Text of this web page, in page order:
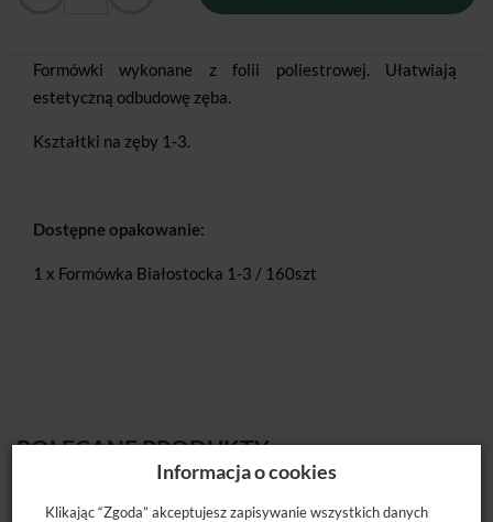
Formówki wykonane z folii poliestrowej. Ułatwiają
estetyczną odbudowę zęba.
Kształtki na zęby 1-3.
Dostępne opakowanie:
1 x Formówka Białostocka 1-3 / 160szt
POLECANE PRODUKTY
Informacja o cookies
Klikając “Zgoda” akceptujesz zapisywanie wszystkich danych